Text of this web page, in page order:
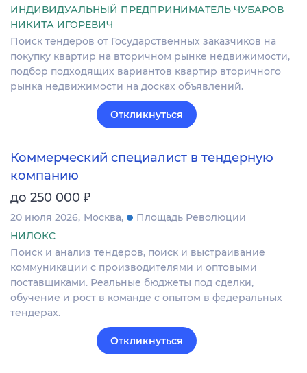
ИНДИВИДУАЛЬНЫЙ ПРЕДПРИНИМАТЕЛЬ ЧУБАРОВ
НИКИТА ИГОРЕВИЧ
Поиск тендеров от Государственных заказчиков на
покупку квартир на вторичном рынке недвижимости,
подбор подходящих вариантов квартир вторичного
рынка недвижимости на досках объявлений.
Откликнуться
Коммерческий специалист в тендерную
компанию
до 250 000 ₽
20 июля 2026 Москва
Площадь Революции
НИЛОКС
Поиск и анализ тендеров, поиск и выстраивание
коммуникации с производителями и оптовыми
поставщиками. Реальные бюджеты под сделки,
обучение и рост в команде с опытом в федеральных
тендерах.
Откликнуться